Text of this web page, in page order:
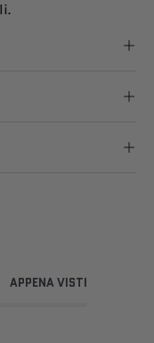
APPENA VISTI